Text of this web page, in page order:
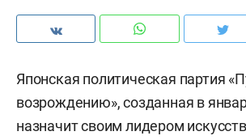
Японская политическая партия
возрождению», созданная в
назначит своим лидером